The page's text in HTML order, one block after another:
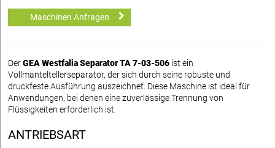
Maschinen Anfragen
DerGEA Westfalia Separator TA 7-03-506 ist ein
Vollmanteltellerseparator, der sich durch seine robuste und
druckfeste Ausführung auszeichnet. Diese Maschine ist ideal für
Anwendungen, bei denen eine zuverlässige Trennung von
Flüssigkeiten erforderlich ist.
ANTRIEBSART